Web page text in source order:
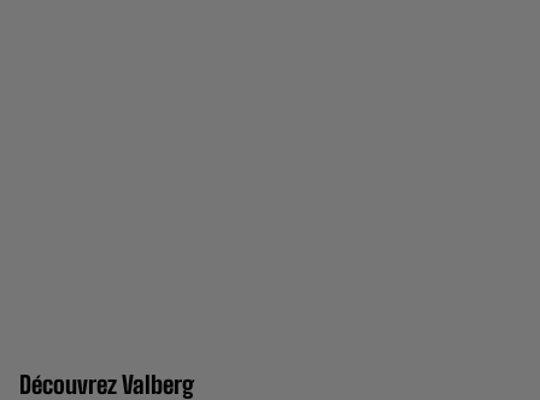
Découvrez Valberg